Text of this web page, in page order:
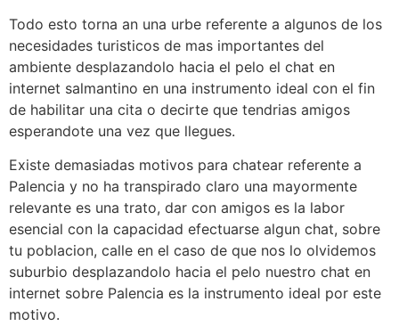
Todo esto torna an una urbe referente a algunos de los
necesidades turisticos de mas importantes del
ambiente desplazandolo hacia el pelo el chat en
internet salmantino en una instrumento ideal con el fin
de habilitar una cita o decirte que tendri­as amigos
esperandote una vez que llegues.
Existe demasiadas motivos para chatear referente a
Palencia y no ha transpirado claro una mayormente
relevante es una trato, dar con amigos es la labor
esencial con la capacidad efectuarse algun chat, sobre
tu poblacion, calle en el caso de que nos lo olvidemos
suburbio desplazandolo hacia el pelo nuestro chat en
internet sobre Palencia es la instrumento ideal por este
motivo.